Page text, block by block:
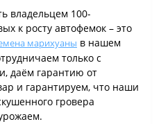
владельцем 100-
к росту автофемок – это
марихуаны в нашем
только с
даём гарантию от
и гарантируем, что наши
гровера